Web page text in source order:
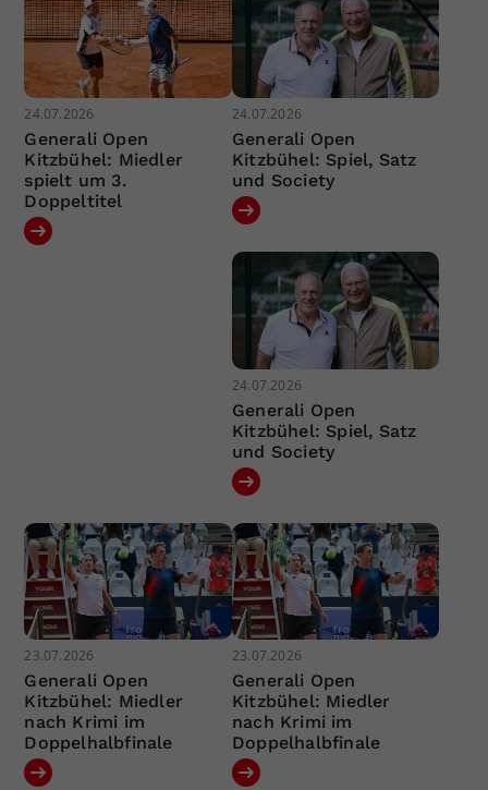
24.07.2026
Generali Open
Kitzbühel: Miedler
spielt um 3.
Doppeltitel
24.07.2026
Generali Open
Kitzbühel: Spiel, Satz
und Society
24.07.2026
Generali Open
Kitzbühel: Spiel, Satz
und Society
23.07.2026
Generali Open
Kitzbühel: Miedler
nach Krimi im
Doppelhalbfinale
23.07.2026
Generali Open
Kitzbühel: Miedler
nach Krimi im
Doppelhalbfinale